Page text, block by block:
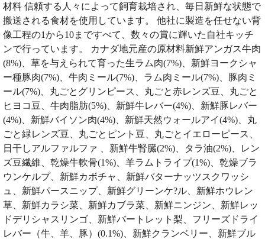
材料 信頼する人々によって飼育栽培され、毎日新鮮な状態で
搬送される食材を使用しています。 他社に製造を任せない背
像工程の1から10まですべて、数々の賞に輝いた自社キッチ
ンで行っています。 カナダ地元産の原材料新鮮アンガス牛肉
(8%)、草を与えられて育った生ラム肉(7%)、新鮮ヨークシャ
ー種豚肉(7%)、牛肉ミール(7%)、ラム肉ミール(7%)、豚肉ミ
ール(7%)、丸ごとグリンピース、丸ごと赤レンズ豆、丸ごと
ヒヨコ豆、牛肉脂肪(5%)、新鮮牛レバー(4%)、新鮮豚レバー
(4%)、新鮮バイソン肉(4%)、新鮮天然ウォールアイ(4%)、丸
ごと緑レンズ豆、丸ごとピント豆、丸ごとイエローピース、
日干しアルファルファ 、新鮮牛腎臓(2%)、タラ油(2%)、レン
ズ豆繊維、乾燥牛軟骨(1%)、羊ラムトライプ(1%)、乾燥ブラ
ウンケルプ、新鮮カボチャ、新鮮バターナッツスクワッシ
ュ、新鮮パースニップ、新鮮グリーンケ?ル、新鮮ホウレン
草、新鮮カラシ菜、新鮮カブラ菜、新鮮ニンジン、新鮮レッ
ドデリシャスリンゴ、新鮮バートレット梨、フリーズドライ
レバー（牛、羊、豚）(0.1%)、新鮮クランベリー、新鮮ブル